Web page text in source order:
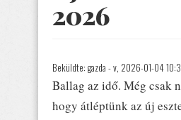
2026
Beküldte: gazda - v, 2026-01-04
Ballag az idő. Még csak
hogy átléptünk az új